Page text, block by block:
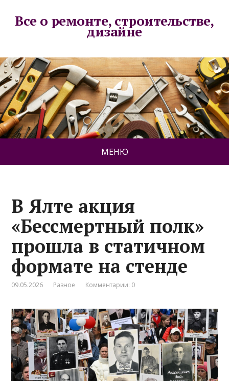
Все о ремонте, строительстве,
дизайне
МЕНЮ
В Ялте акция
«Бессмертный полк»
прошла в статичном
формате на стенде
09.05.2026 Разное Комментарии: 0